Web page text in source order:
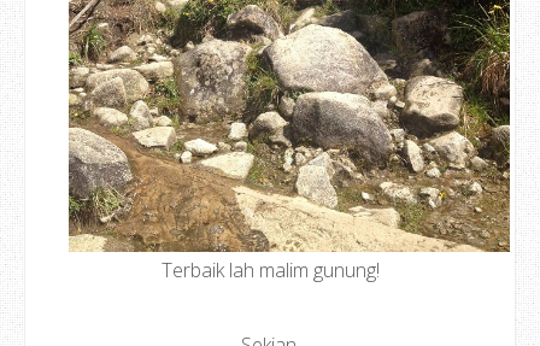
Terbaik lah malim gunung!